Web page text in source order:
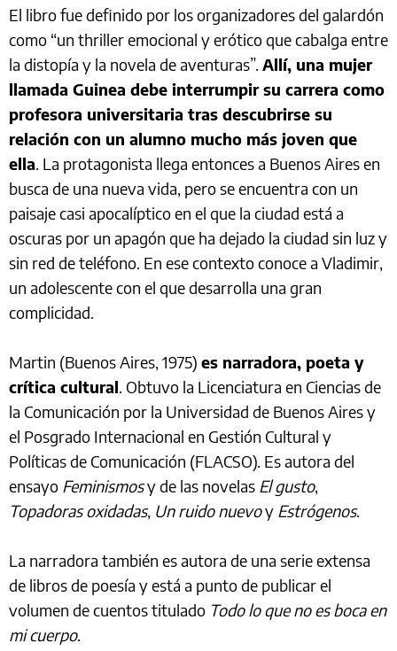
El libro fue definido por los organizadores del galardón
como “un thriller emocional y erótico que cabalga entre
la distopía y la novela de aventuras”. Allí, una mujer
llamada Guinea debe interrumpir su carrera como
profesora universitaria tras descubrirse su
relación con un alumno mucho más joven que
ella. La protagonista llega entonces a Buenos Aires en
busca de una nueva vida, pero se encuentra con un
paisaje casi apocalíptico en el que la ciudad está a
oscuras por un apagón que ha dejado la ciudad sin luz y
sin red de teléfono. En ese contexto conoce a Vladimir,
un adolescente con el que desarrolla una gran
complicidad.
Martin (Buenos Aires, 1975) es narradora, poeta y
crítica cultural. Obtuvo la Licenciatura en Ciencias de
la Comunicación por la Universidad de Buenos Aires y
el Posgrado Internacional en Gestión Cultural y
Políticas de Comunicación (FLACSO). Es autora del
ensayo Feminismosy de las novelas El gusto,
Topadoras oxidadas, Un ruido nuevoy Estrógenos.
La narradora también es autora de una serie extensa
de libros de poesía y está a punto de publicar el
volumen de cuentos titulado Todo lo que no es boca en
mi cuerpo.